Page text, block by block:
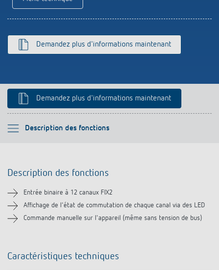
Références
Télérupteur impulsionnel OKTO de Theben
Demandez plus d'informations maintenant
Demandez plus d'informations maintenant
Description des fonctions
Veuillez sélectionner
Informations techniques
Téléchargements
Description des fonctions
Entrée binaire à 12 canaux FIX2
Affichage de l'état de commutation de chaque canal via des LED
Commande manuelle sur l'appareil (même sans tension de bus)
Caractéristiques techniques